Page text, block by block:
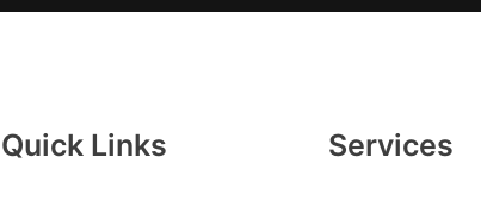
Quick Links Services